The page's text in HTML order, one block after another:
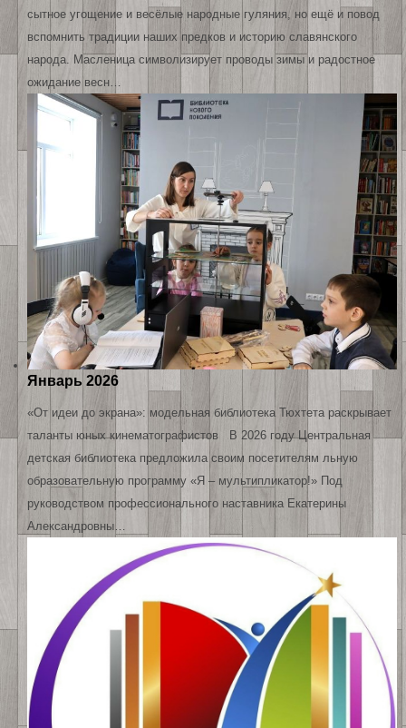
сытное угощение и весёлые народные гуляния, но ещё и повод
вспомнить традиции наших предков и историю славянского
народа. Масленица символизирует проводы зимы и радостное
ожидание весн…
Январь 2026
«От идеи до экрана»: модельная библиотека Тюхтета раскрывает
таланты юных кинематографистов В 2026 году Центральная
детская библиотека предложила своим посетителям льную
образовательную программу «Я – мультипликатор!» Под
руководством профессионального наставника Екатерины
Александровны…